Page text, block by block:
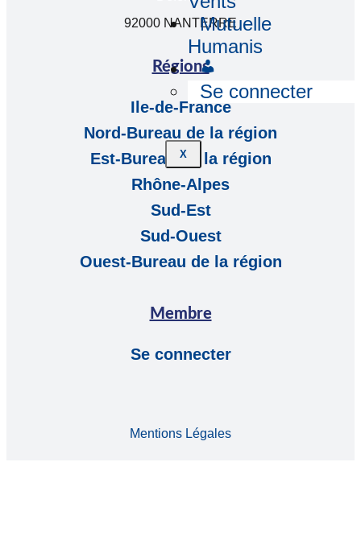
Mutuelle
Humanis
Se connecter
X
92000 NANTERRE
Régions
Ile-de-France
Nord-Bureau de la région
Est-Bureau de la région
Rhône-Alpes
Sud-Est
Sud-Ouest
Ouest-Bureau de la région
Membre
Se connecter
Mentions Légales